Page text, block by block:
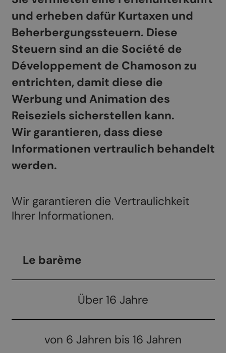
und erheben dafür Kurtaxen und
Beherbergungssteuern. Diese
Steuern sind an die Société de
Développement de Chamoson zu
entrichten, damit diese die
Werbung und Animation des
Reiseziels sicherstellen kann.
Wir garantieren, dass diese
Informationen vertraulich behandelt
werden.
Wir garantieren die Vertraulichkeit
Ihrer Informationen.
Le barème
Über 16 Jahre
von 6 Jahren bis 16 Jahren